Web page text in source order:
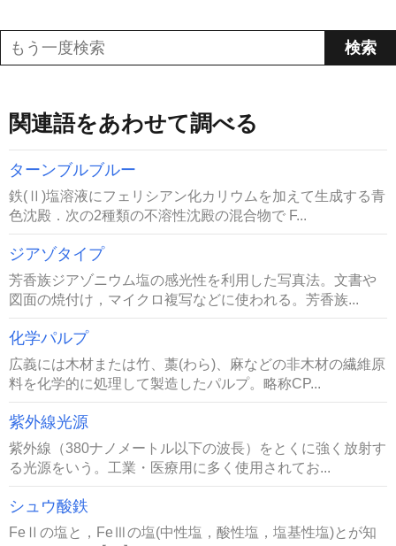
関連語をあわせて調べる
ターンブルブルー
鉄(Ⅱ)塩溶液にフェリシアン化カリウムを加えて生成する青
色沈殿．次の2種類の不溶性沈殿の混合物で F...
ジアゾタイプ
芳香族ジアゾニウム塩の感光性を利用した写真法。文書や
図面の焼付け，マイクロ複写などに使われる。芳香族...
化学パルプ
広義には木材または竹、藁(わら)、麻などの非木材の繊維原
料を化学的に処理して製造したパルプ。略称CP...
紫外線光源
紫外線（380ナノメートル以下の波長）をとくに強く放射す
る光源をいう。工業・医療用に多く使用されてお...
シュウ酸鉄
FeⅡの塩と，FeⅢの塩(中性塩，酸性塩，塩基性塩)とが知